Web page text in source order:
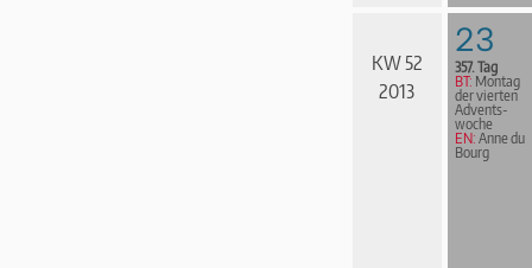
KW 52
2013
23
357. Tag
BT: Montag
der vierten
Advents­
woche
EN: Anne du
Bourg